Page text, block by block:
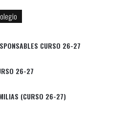
CURSO 26-27
26-27
(CURSO 26-27)